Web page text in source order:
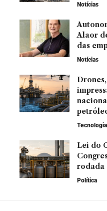
Notícias
Alaor
das
Notícias
Tecnologia
Lei do
rodada
Política